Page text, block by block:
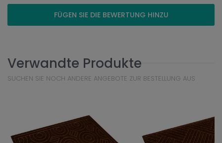
FÜGEN SIE DIE BEWERTUNG HINZU
Verwandte Produkte
SUCHEN SIE NOCH ANDERE ANGEBOTE ZUR BESTELLUNG AUS